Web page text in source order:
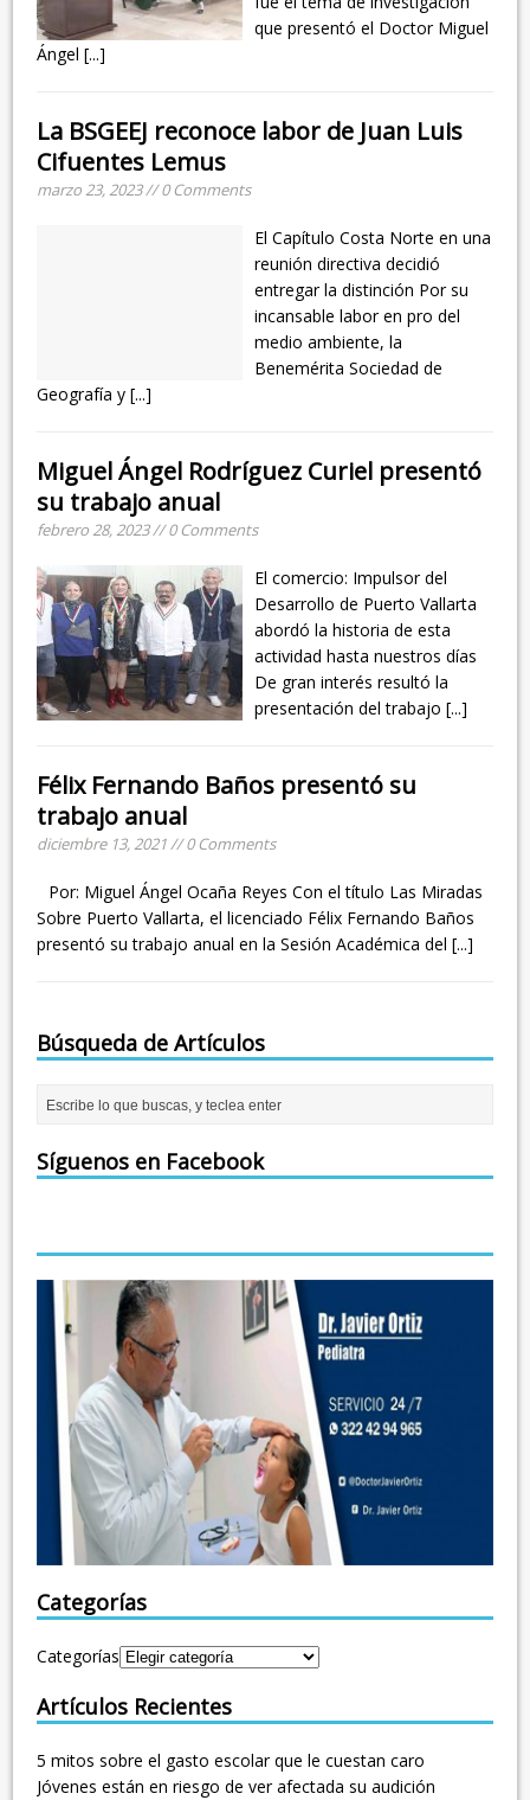
que presentó el Doctor Miguel
Ángel[...]
La BSGEEJ reconoce labor de Juan Luis
Cifuentes Lemus
marzo 23, 2023 // 0 Comments
El Capítulo Costa Norte en una
reunión directiva decidió
entregar la distinción Por su
incansable labor en pro del
medio ambiente, la
Benemérita Sociedad de
Geografía y[...]
Miguel Ángel Rodríguez Curiel presentó
su trabajo anual
febrero 28, 2023 // 0 Comments
El comercio: Impulsor del
Desarrollo de Puerto Vallarta
abordó la historia de esta
actividad hasta nuestros días
De gran interés resultó la
presentación del trabajo[...]
Félix Fernando Baños presentó su
trabajo anual
diciembre 13, 2021 // 0 Comments
Por: Miguel Ángel Ocaña Reyes Con el título Las Miradas
Sobre Puerto Vallarta, el licenciado Félix Fernando Baños
presentó su trabajo anual en la Sesión Académica del[...]
Búsqueda de Artículos
Síguenos en Facebook
Categorías
Categorías
Artículos Recientes
5 mitos sobre el gasto escolar que le cuestan caro
Jóvenes están en riesgo de ver afectada su audición